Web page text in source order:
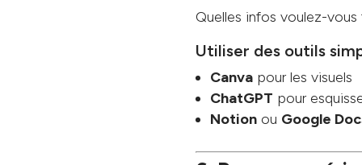
Quelles infos voulez-
Utiliser des outils
Canvapour les visuels
ChatGPT pour
Notionou Google